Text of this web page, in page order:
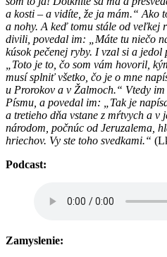
a kosti – a vidíte, že ja mám.“ Ako
a nohy. A keď tomu stále od veľkej
divili, povedal im: „Máte tu niečo
kúsok pečenej ryby. I vzal si a
„Toto je to, čo som vám hovoril,
musí splniť všetko, čo je o mne
u Prorokov a v Žalmoch.“ Vtedy
Písmu, a povedal im: „Tak je
a tretieho dňa vstane z mŕtvych a v
národom, počnúc od Jeruzalema,
hriechov. Vy ste toho svedkami.“
Podcast:
Zamyslenie: